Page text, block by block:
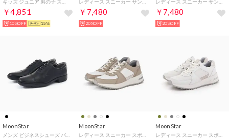
￥4,851
10%OFF 15%
￥7,480
20%OFF
￥7,480
20%OFF
MoonStar MoonStar MoonStar